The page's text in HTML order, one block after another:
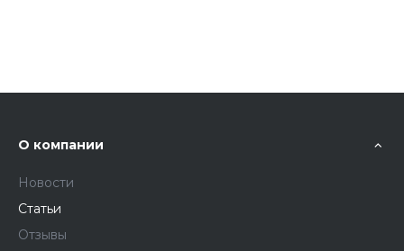
О компании
Новости
Статьи
Отзывы